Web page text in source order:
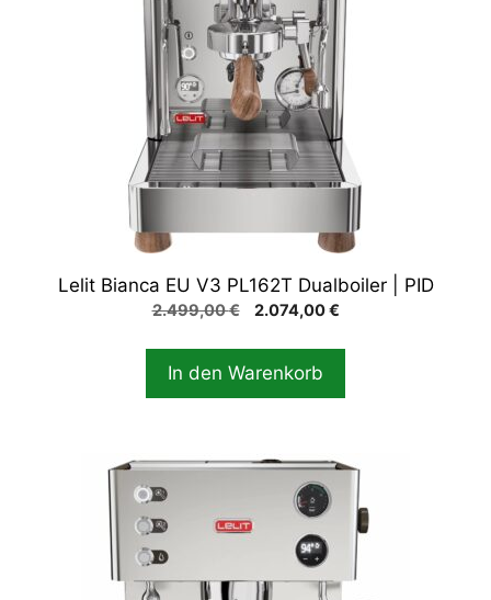
Lelit Bianca EU V3 PL162T Dualboiler | PID
2.499,00€
Ursprünglicher
war:
2.499,00 €
2.074,00€Aktueller
ist:
In den Warenkorb